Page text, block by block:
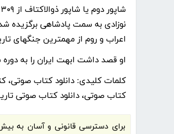
شاپور دوم یا شاپور ذوالاکتاف از ۳۰۹ تا سال ۳۷۹ میلادی، پادشاه ساسانیان بود. او پسر هرمز دوم بود
اعراب و روم از مهمترین جنگهای
او قصد داشت ابهت ایران را به دوره
کلمات کلیدی: دانلود کتاب صوتی،
کتاب صوتی، دانلود کتاب صوتی
برای دسترسی قانونی و آسان به